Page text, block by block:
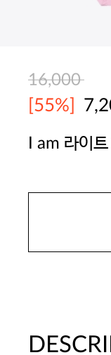
16,000
[55%]
I am 라이